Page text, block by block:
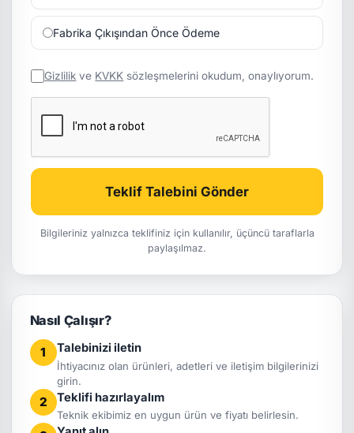
Fabrika Çıkışından Önce Ödeme
Gizlilik ve KVKK sözleşmelerini okudum, onaylıyorum.
Teklif Talebini Gönder
Bilgileriniz yalnızca teklifiniz için kullanılır, üçüncü taraflarla
paylaşılmaz.
Nasıl Çalışır?
1 Talebinizi iletin
İhtiyacınız olan ürünleri, adetleri ve iletişim bilgilerinizi
girin.
2 Teklifi hazırlayalım
Teknik ekibimiz en uygun ürün ve fiyatı belirlesin.